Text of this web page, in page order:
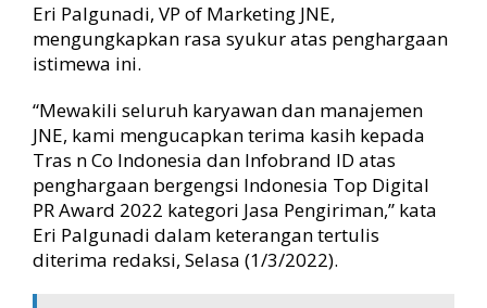
Eri Palgunadi, VP of Marketing JNE,
mengungkapkan rasa syukur atas penghargaan
istimewa ini.
“Mewakili seluruh karyawan dan manajemen
JNE, kami mengucapkan terima kasih kepada
Tras n Co Indonesia dan Infobrand ID atas
penghargaan bergengsi Indonesia Top Digital
PR Award 2022 kategori Jasa Pengiriman,” kata
Eri Palgunadi dalam keterangan tertulis
diterima redaksi, Selasa (1/3/2022).